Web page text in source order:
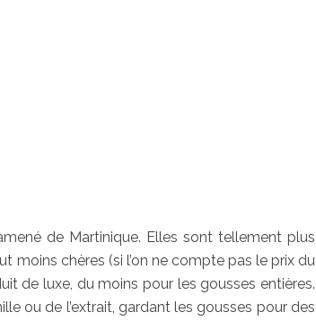
de Martinique. Elles sont tellement plus
moins chères (si l’on ne compte pas le prix du
de luxe, du moins pour les gousses entières.
ou de l’extrait, gardant les gousses pour des